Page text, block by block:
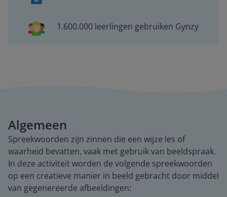
1.600.000 leerlingen gebruiken Gynzy
Algemeen
Spreekwoorden zijn zinnen die een wijze les of
waarheid bevatten, vaak met gebruik van beeldspraak.
In deze activiteit worden de volgende spreekwoorden
op een creatieve manier in beeld gebracht door middel
van gegenereerde afbeeldingen: